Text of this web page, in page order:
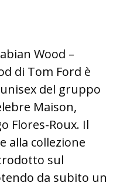
Wood –
di Tom Ford è
del gruppo
Maison,
Flores-Roux. Il
alla collezione
sul
da subito un